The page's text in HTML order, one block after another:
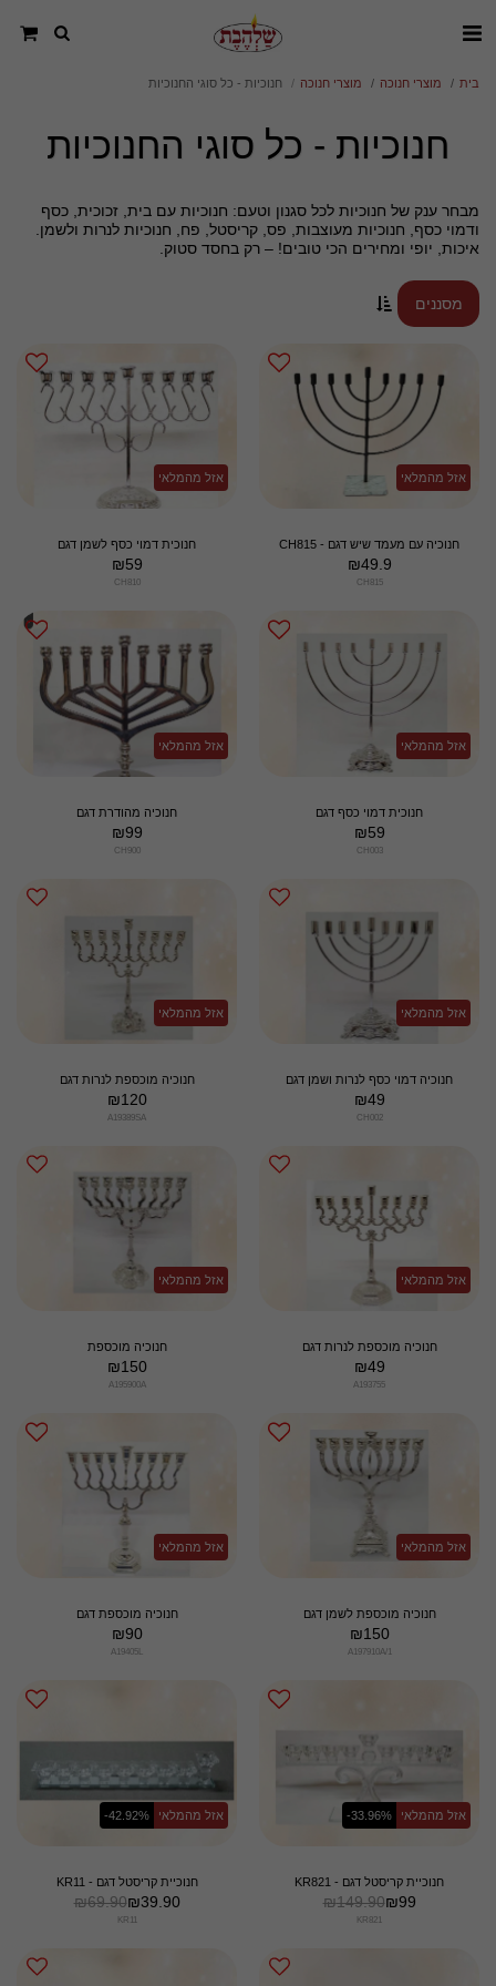
בית מוצרי חנוכה מוצרי חנוכה חנוכיות - כל סוגי החנוכיות
חנוכיות - כל סוגי החנוכיות
מבחר ענק של חנוכיות לכל סגנון וטעם: חנוכיות עם בית, זכוכית, כסף
ודמוי כסף, חנוכיות מעוצבות, פס, קריסטל, פח, חנוכיות לנרות ולשמן.
איכות, יופי ומחירים הכי טובים! – רק בחסד סטוק.
מסננים
אזל מהמלאי
חנוכיה עם מעמד שיש דגם - CH815
₪49.9
CH815
אזל מהמלאי
חנוכית דמוי כסף לשמן דגם
₪59
CH810
אזל מהמלאי
חנוכית דמוי כסף דגם
₪59
CH003
אזל מהמלאי
חנוכיה מהודרת דגם
₪99
CH900
אזל מהמלאי
חנוכיה דמוי כסף לנרות ושמן דגם
₪49
CH002
אזל מהמלאי
חנוכיה מוכספת לנרות דגם
₪120
A19389SA
אזל מהמלאי
חנוכיה מוכספת לנרות דגם
₪49
A193755
אזל מהמלאי
חנוכיה מוכספת
₪150
A195900A
אזל מהמלאי
חנוכיה מוכספת לשמן דגם
₪150
A197910A/1
אזל מהמלאי
חנוכיה מוכספת דגם
₪90
A19405L
אזל מהמלאי -33.96%
חנוכיית קריסטל דגם - KR821
₪149.90₪99
KR821
אזל מהמלאי -42.92%
חנוכיית קריסטל דגם - KR11
₪69.90₪39.90
KR11